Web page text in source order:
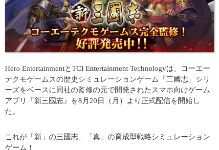
Hero EntertainmentとTCI Entertainment Technologyは、コーエー
テクモゲームスの歴史シミュレーションゲーム「三國志」シリ
ーズをベースに同社の監修の元で開発されたスマホ向けゲーム
アプリ『新三國志』を8月20日（月）より正式配信を開始し
た。
これが「新」の三國志、「真」の育成型戦略シミュレーション
ゲーム！